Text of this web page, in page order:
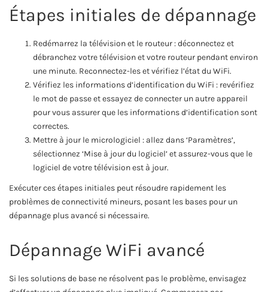
Étapes initiales de dépannage
Redémarrez la télévision et le routeur : déconnectez et
débranchez votre télévision et votre routeur pendant environ
une minute. Reconnectez-les et vérifiez l’état du WiFi.
Vérifiez les informations d’identification du WiFi : revérifiez
le mot de passe et essayez de connecter un autre appareil
pour vous assurer que les informations d’identification sont
correctes.
Mettre à jour le micrologiciel : allez dans ‘Paramètres’,
sélectionnez ‘Mise à jour du logiciel’ et assurez-vous que le
logiciel de votre télévision est à jour.
Exécuter ces étapes initiales peut résoudre rapidement les
problèmes de connectivité mineurs, posant les bases pour un
dépannage plus avancé si nécessaire.
Dépannage WiFi avancé
Si les solutions de base ne résolvent pas le problème, envisagez